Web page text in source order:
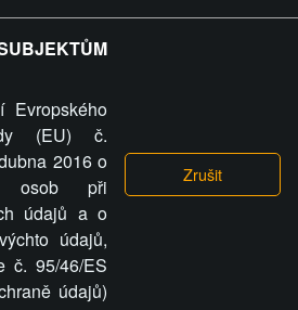
není zvrácenej. To jen
ty lidi...
GDPR
(EU) č.
2016 o
osob při
údajů a o
údajů,
č. 95/46/ES
údajů)